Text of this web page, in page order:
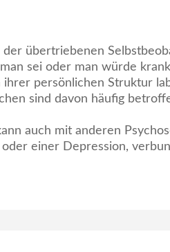
übertriebenen
sei oder man würde
ihrer persönlichen Struktur
sind davon häufig
auch mit anderen
einer Depression,